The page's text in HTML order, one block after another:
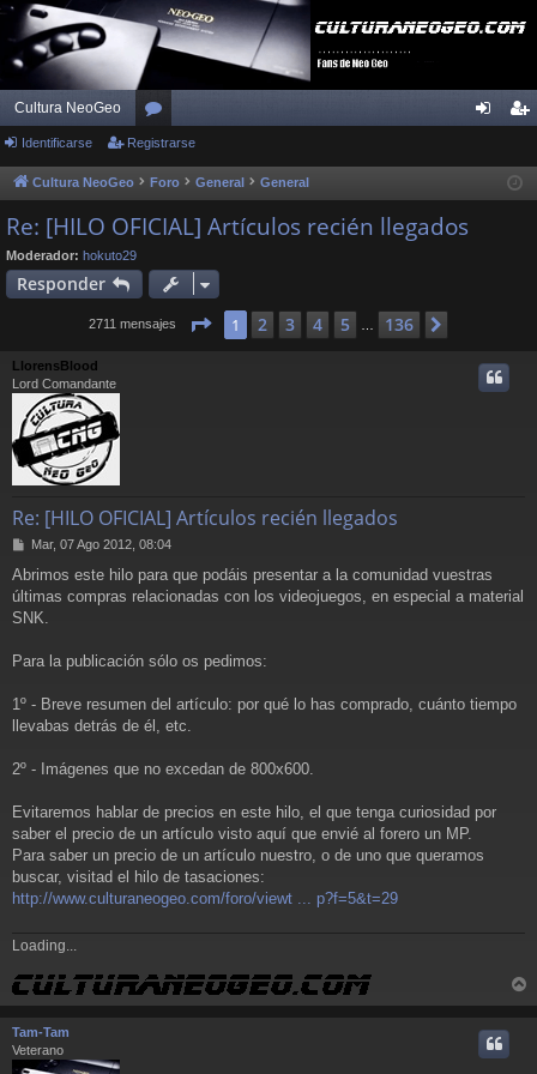
Cultura NeoGeo
or
os ist
Identificarse Registrarse
Cultura NeoGeo Foro General General
Re: [HILO OFICIAL] Artículos recién llegados
Moderador: hokuto29
Responder
2711 mensajes Página de 136
1 2 3 4 5 … 136
LlorensBlood
Lord Comandante
Re: [HILO OFICIAL] Artículos recién llegados
M
n
s
a
Mar, 07 Ago 2012, 08:04
Abrimos este hilo para que podáis presentar a la comunidad vuestras
últimas compras relacionadas con los videojuegos, en especial a material
SNK.
Para la publicación sólo os pedimos:
1º - Breve resumen del artículo: por qué lo has comprado, cuánto tiempo
llevabas detrás de él, etc.
2º - Imágenes que no excedan de 800x600.
Evitaremos hablar de precios en este hilo, el que tenga curiosidad por
saber el precio de un artículo visto aquí que envié al forero un MP.
Para saber un precio de un artículo nuestro, o de uno que queramos
buscar, visitad el hilo de tasaciones:
http://www.culturaneogeo.com/foro/viewt ... p?f=5&t=29
Loading...
r
Tam-Tam
Veterano